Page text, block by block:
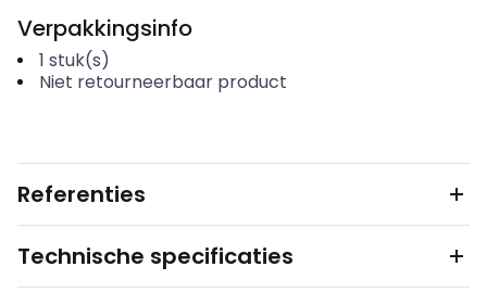
Verpakkingsinfo
1 stuk(s)
Niet retourneerbaar product
Referenties
Technische specificaties